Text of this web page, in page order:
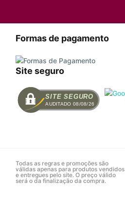
Formas de pagamento
Site seguro
SITE SEGURO
AUDITADO 08/08/26
Todas as regras e promoções são
válidas apenas para produtos vendidos
e entregues pelo site. O preço válido
será o da finalização da compra.